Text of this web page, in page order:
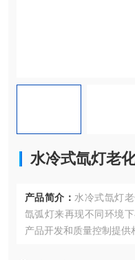
水冷式氙灯老
产品简介： 水冷式氙灯
氙弧灯来再现不同环境
产品开发和质量控制提供